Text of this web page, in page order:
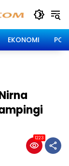
EKONOMI
1223